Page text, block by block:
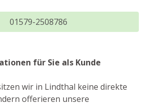
01579-2508786
für Sie als Kunde
wir in Lindthal keine direkte
offerieren unsere